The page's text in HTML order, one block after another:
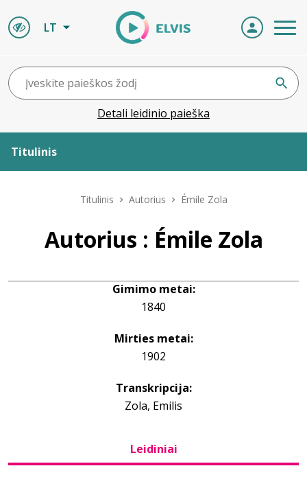
LT
Detali leidinio paieška
Titulinis
Leidiniai
info@elvislab.lt
Titulinis Autorius Émile Zola
Autorius : Émile Zola
Gimimo metai:
1840
Mirties metai:
1902
Transkripcija:
Zola, Emilis
Leidiniai